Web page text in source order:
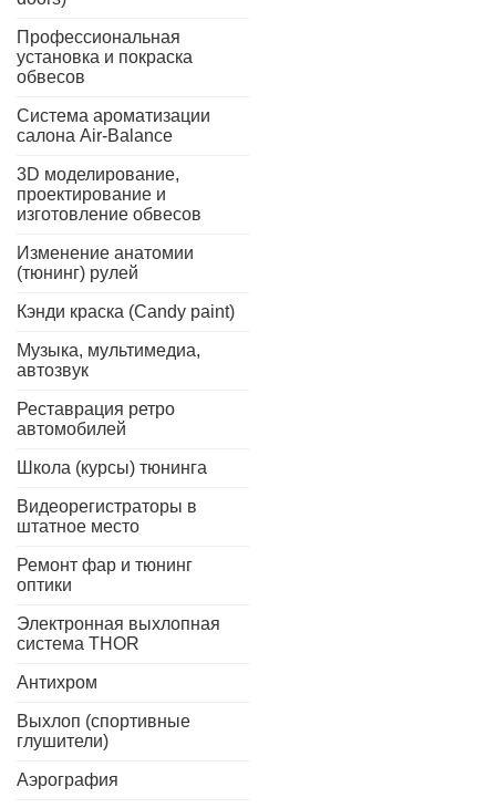
Профессиональная
установка и покраска
обвесов
Система ароматизации
салона Air-Balance
3D моделирование,
проектирование и
изготовление обвесов
Изменение анатомии
(тюнинг) рулей
Кэнди краска (Candy paint)
Музыка, мультимедиа,
автозвук
Реставрация ретро
автомобилей
Школа (курсы) тюнинга
Видеорегистраторы в
штатное место
Ремонт фар и тюнинг
оптики
Электронная выхлопная
система THOR
Антихром
Выхлоп (спортивные
глушители)
Аэрография